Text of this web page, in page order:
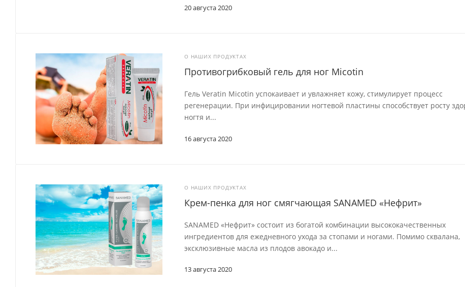
20 августа 2020
О НАШИХ ПРОДУКТАХ
16 августа 2020
Противогрибковый гель для ног Micotin
Гель Veratin Micotin успокаивает и увлажняет кожу, стимулирует процесс
регенерации. При инфицировании ногтевой пластины способствует росту
ногтя и...
О НАШИХ ПРОДУКТАХ
13 августа 2020
Крем-пенка для ног смягчающая SANAMED «Нефрит»
SANAMED «Нефрит» состоит из богатой комбинации высококачественных
ингредиентов для ежедневного ухода за стопами и ногами. Помимо сквалана,
эксклюзивные масла из плодов авокадо и...